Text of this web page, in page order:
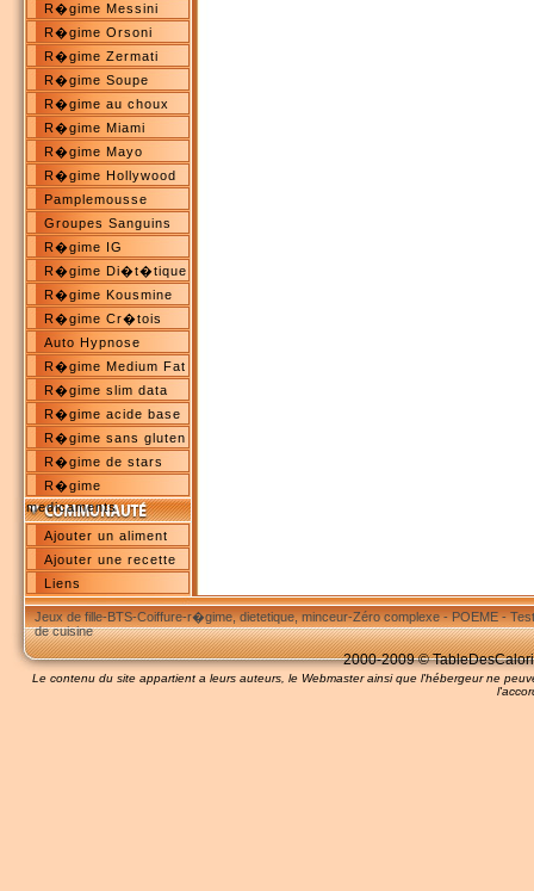
R�gime Messini
R�gime Orsoni
R�gime Zermati
R�gime Soupe
R�gime au choux
R�gime Miami
R�gime Mayo
R�gime Hollywood
Pamplemousse
Groupes Sanguins
R�gime IG
R�gime Di�t�tique
R�gime Kousmine
R�gime Cr�tois
Auto Hypnose
R�gime Medium Fat
R�gime slim data
R�gime acide base
R�gime sans gluten
R�gime de stars
R�gime
medicaments
Ajouter un aliment
Ajouter une recette
Liens
Jeux de fille-BTS-Coiffure-r�gime, dietetique, minceur-Zéro complexe-POEME-
de cuisine
2000-2009 ©
Le contenu du site appartient a leurs auteurs, le Webmaster ainsi que l'hébergeur ne